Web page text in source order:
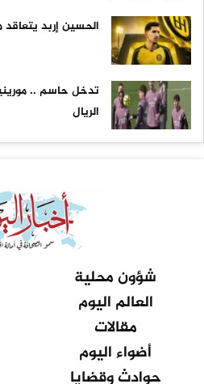
الحسين إربد
تدخل حاسم ..
الريال
شؤون محلية
العالم اليوم
مقالات
أضواء اليوم
حوادث وقضايا